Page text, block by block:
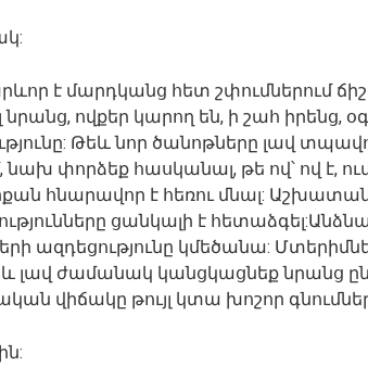
է մարդկանց հետ շփումներում
ովքեր կարող են, ի շահ իրենց,
Թեև նոր ծանոթները լավ
նախ փորձեք հասկանալ, թե ով՝ ով է,
հնարավոր է հեռու մնալ:
ցանկալի է
ազդեցությունը կմեծանա:
լավ ժամանակ կանցկացնեք նրանց
վիճակը թույլ կտա խոշոր